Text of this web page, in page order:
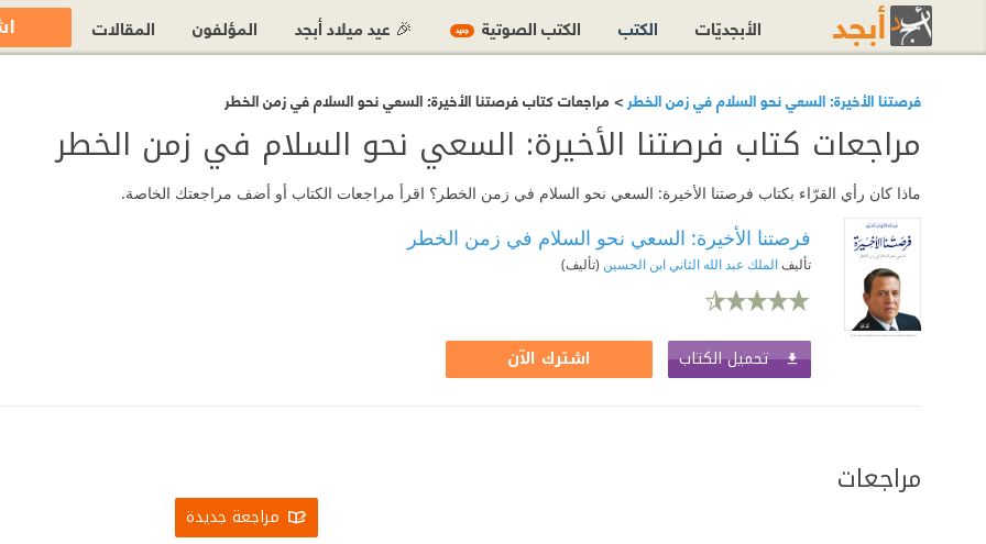
فرصتنا الأخيرة: السعي نحو السلام في زمن الخطر> مراجعات كتاب فرصتنا الأخيرة: السعي نحو السلام في زمن الخطر
مراجعات كتاب فرصتنا الأخيرة: السعي نحو السلام في زمن الخطر
ماذا كان رأي القرّاء بكتاب فرصتنا الأخيرة: السعي نحو السلام في زمن الخطر؟ اقرأ مراجعات الكتاب أو أضف مراجعتك الخاصة.
فرصتنا الأخيرة: السعي نحو السلام في زمن الخطر
تأليفالملك عبد الله الثاني ابن الحسين (تأليف)
تحميل الكتاب اشترك الآن
مراجعات
مراجعة جديدة
الأبجديّات الكتب الكتب الصوتية جديد 🎉 عيد ميلاد أبجد المؤلفون المقالات